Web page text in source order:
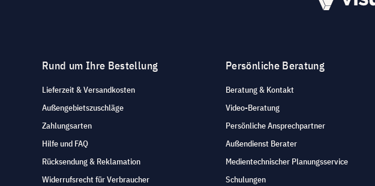
Rund um Ihre Bestellung
Lieferzeit & Versandkosten
Außengebietszuschläge
Zahlungsarten
Hilfe und FAQ
Rücksendung & Reklamation
Widerrufsrecht für Verbraucher
Persönliche Beratung
Beratung & Kontakt
Video-Beratung
Persönliche Ansprechpartner
Außendienst Berater
Medientechnischer Planungsservice
Schulungen